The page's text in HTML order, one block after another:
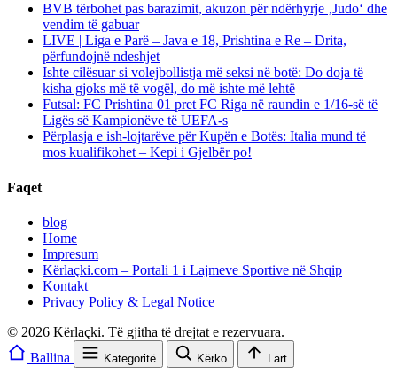
BVB tërbohet pas barazimit, akuzon për ndërhyrje ‚Judo‘ dhe
vendim të gabuar
LIVE | Liga e Parë – Java e 18, Prishtina e Re – Drita,
përfundojnë ndeshjet
Ishte cilësuar si volejbollistja më seksi në botë: Do doja të
kisha gjoks më të vogël, do më ishte më lehtë
Futsal: FC Prishtina 01 pret FC Riga në raundin e 1/16-së të
Ligës së Kampionëve të UEFA-s
Përplasja e ish-lojtarëve për Kupën e Botës: Italia mund të
mos kualifikohet – Kepi i Gjelbër po!
Faqet
blog
Home
Impresum
Kërlaçki.com – Portali 1 i Lajmeve Sportive në Shqip
Kontakt
Privacy Policy & Legal Notice
© 2026 Kërlaçki. Të gjitha të drejtat e rezervuara.
Ballina
Kategoritë Kërko Lart